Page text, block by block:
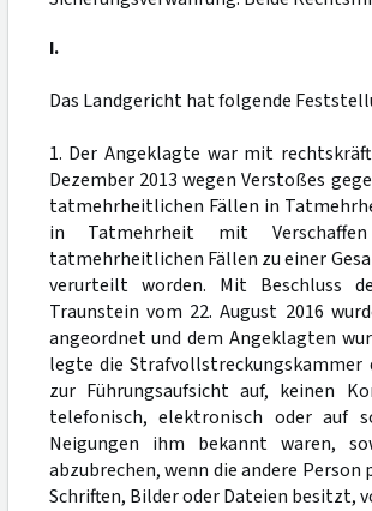
I.
Das Landgericht hat folgende
1. Der Angeklagte war mit
Dezember 2013 wegen Verstoßes
tatmehrheitlichen Fällen in
in Tatmehrheit mit
tatmehrheitlichen Fällen zu einer
verurteilt worden. Mit Beschluss
Traunstein vom 22. August 2016
angeordnet und dem Angeklagten
legte die Strafvollstreckungskammer
zur Führungsaufsicht auf, keinen
telefonisch, elektronisch oder auf
Neigungen ihm bekannt waren,
abzubrechen, wenn die andere
Schriften, Bilder oder Dateien besitzt,